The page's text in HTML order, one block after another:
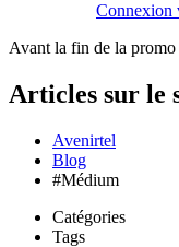
Connexion
Avant la fin de la promo
Articles sur le
Avenirtel
Blog
#Médium
Catégories
Tags